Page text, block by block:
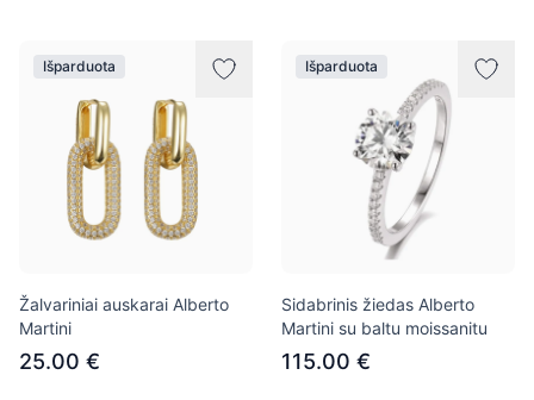
Išparduota
Žalvariniai auskarai Alberto
Martini
25.00 €
Išparduota
Sidabrinis žiedas Alberto
Martini su baltu moissanitu
115.00 €